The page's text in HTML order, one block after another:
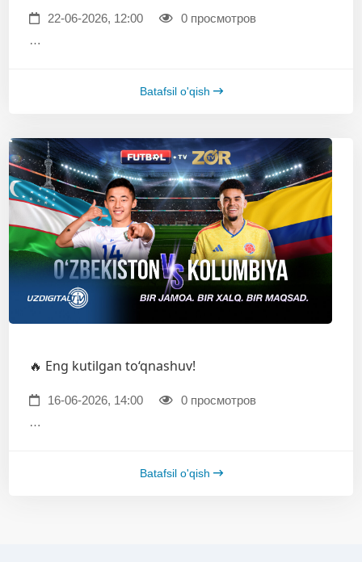
22-06-2026, 12:00
0 просмотров
…
Batafsil o'qish
🔥 Eng kutilgan to‘qnashuv!
16-06-2026, 14:00
0 просмотров
…
Batafsil o'qish